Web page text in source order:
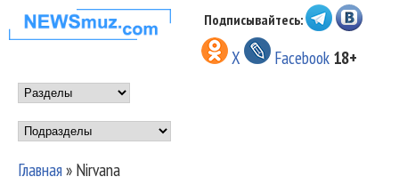
Перейти к основному
содержанию
НОВОСТИ
МУЗЫКИ И
ШОУ БИЗНЕСА
NEWSMUZ.COM
Подписывайтесь:
X Facebook 18+
Main menu
Подразделы
Главная» Nirvana